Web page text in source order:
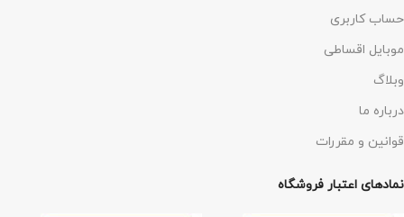
حساب کاربری
موبایل اقساطی
وبلاگ
درباره ما
قوانین و مقررات
نمادهای اعتبار فروشگاه